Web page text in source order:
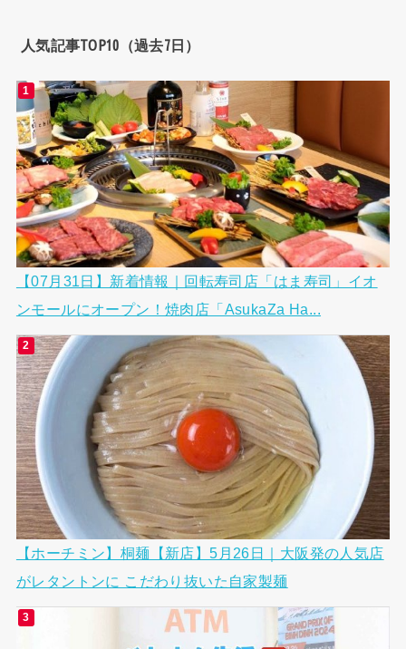
人気記事TOP10（過去7日）
【07月31日】新着情報｜回転寿司店「はま寿司」イオ
ンモールにオープン！焼肉店「AsukaZa Ha...
【ホーチミン】桐麺【新店】5月26日｜大阪発の人気店
がレタントンに こだわり抜いた自家製麺